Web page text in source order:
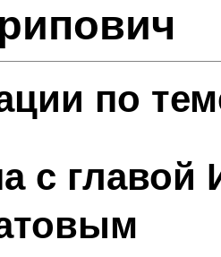
по
с